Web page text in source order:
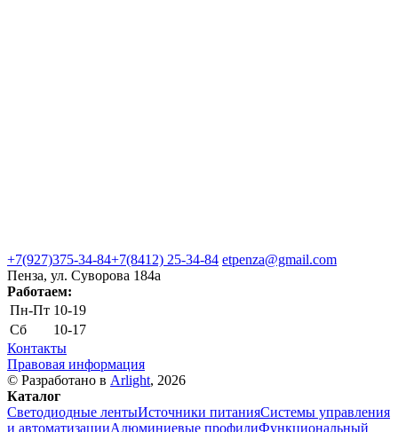
+7(927)375-34-84+7(8412) 25-34-84 etpenza@gmail.com
Пенза, ул. Cуворова 184а
Работаем:
Пн-Пт 10-19
Сб
10-17
Контакты
Правовая информация
© Разработано в Arlight, 2026
Каталог
Светодиодные лентыИсточники питанияСистемы управления
и автоматизацииАлюминиевые профилиФункциональный